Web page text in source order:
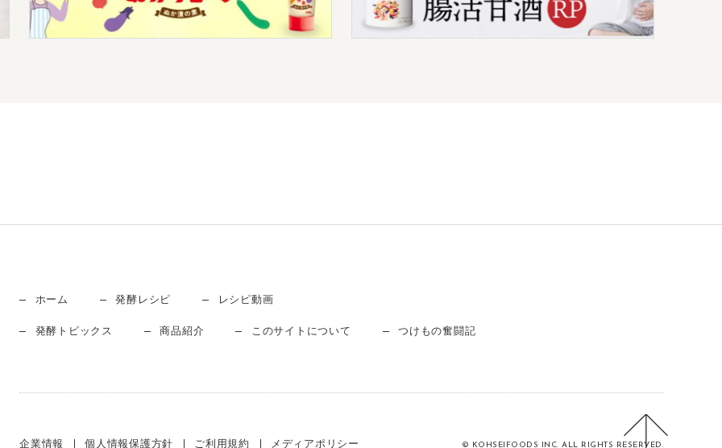
ホーム 発酵レシピ レシピ動画
発酵トピックス 商品紹介 このサイトについて つけもの奮闘記
企業情報 個人情報保護方針 ご利用規約 メディアポリシー © KOHSEIFOODS INC. ALL RIGHTS RESERVED.